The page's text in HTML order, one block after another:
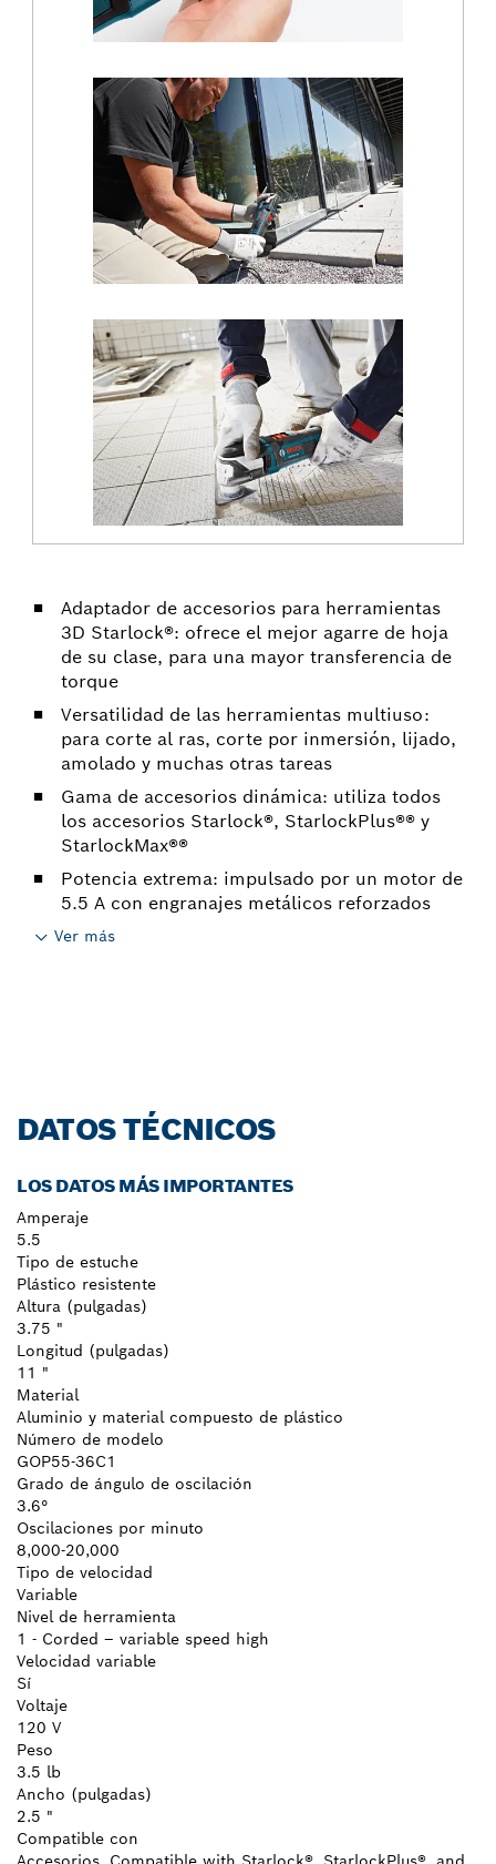
Adaptador de accesorios para herramientas
3D Starlock®: ofrece el mejor agarre de hoja
de su clase, para una mayor transferencia de
torque
Versatilidad de las herramientas multiuso:
para corte al ras, corte por inmersión, lijado,
amolado y muchas otras tareas
Gama de accesorios dinámica: utiliza todos
los accesorios Starlock®, StarlockPlus®® y
StarlockMax®®
Potencia extrema: impulsado por un motor de
5.5 A con engranajes metálicos reforzados
Ver más
DATOS TÉCNICOS
LOS DATOS MÁS IMPORTANTES
Amperaje
5.5
Tipo de estuche
Plástico resistente
Altura (pulgadas)
3.75 "
Longitud (pulgadas)
11 "
Material
Aluminio y material compuesto de plástico
Número de modelo
GOP55-36C1
Grado de ángulo de oscilación
3.6°
Oscilaciones por minuto
8,000-20,000
Tipo de velocidad
Variable
Nivel de herramienta
1 - Corded – variable speed high
Velocidad variable
Sí
Voltaje
120 V
Peso
3.5 lb
Ancho (pulgadas)
2.5 "
Compatible con